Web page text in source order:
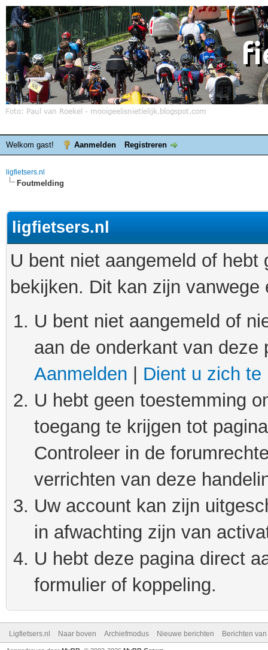
Welkom gast! Aanmelden Registreren
ligfietsers.nl
Foutmelding
ligfietsers.nl
U bent niet aangemeld of
bekijken. Dit kan zijn
U bent niet aangemeld of
aan de onderkant van
Aanmelden
Dient u zich te
U hebt geen toestemming
toegang te krijgen tot
Controleer in de
verrichten van deze
Uw account kan zijn
in afwachting zijn van
U hebt deze pagina direct
formulier of koppeling.
Ligfietsers.nl Naar boven Archiefmodus Nieuwe berichten Berichten